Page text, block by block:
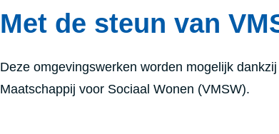
Met de steun van
Deze omgevingswerken worden mogelijk
Maatschappij voor Sociaal Wonen (VMSW).